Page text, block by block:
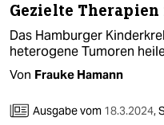
Gezielte
Das Hamburger
heterogene Tumoren
Von Frauke Hamann
Ausgabe vom 18.3.2024,